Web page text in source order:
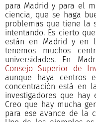
para Madrid y para el
ciencia, que se haga
problemas que tiene la
intentando. Es cierto
están en Madrid y en
tenemos muchos
universidades. En
Consejo Superior de
aunque haya centros
concentración está en
investigadores que
Creo que hay mucha
para ese avance de la